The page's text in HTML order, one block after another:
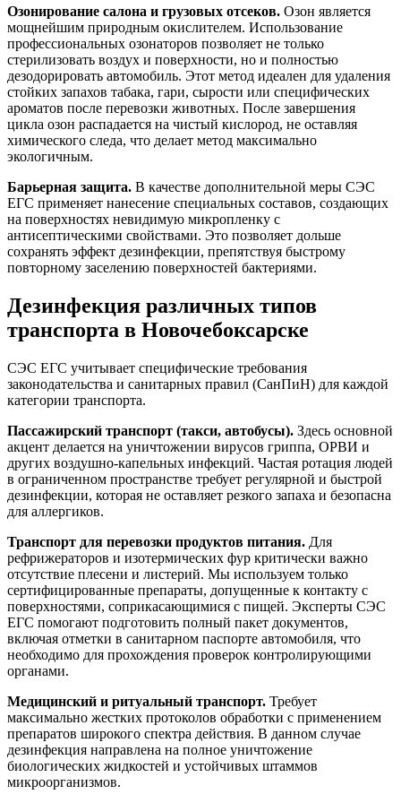
Озонирование салона и грузовых отсеков. Озон является
мощнейшим природным окислителем. Использование
профессиональных озонаторов позволяет не только
стерилизовать воздух и поверхности, но и полностью
дезодорировать автомобиль. Этот метод идеален для удаления
стойких запахов табака, гари, сырости или специфических
ароматов после перевозки животных. После завершения
цикла озон распадается на чистый кислород, не оставляя
химического следа, что делает метод максимально
экологичным.
Барьерная защита. В качестве дополнительной меры СЭС
ЕГС применяет нанесение специальных составов, создающих
на поверхностях невидимую микропленку с
антисептическими свойствами. Это позволяет дольше
сохранять эффект дезинфекции, препятствуя быстрому
повторному заселению поверхностей бактериями.
Дезинфекция различных типов
транспорта в Новочебоксарске
СЭС ЕГС учитывает специфические требования
законодательства и санитарных правил (СанПиН) для каждой
категории транспорта.
Пассажирский транспорт (такси, автобусы). Здесь основной
акцент делается на уничтожении вирусов гриппа, ОРВИ и
других воздушно-капельных инфекций. Частая ротация людей
в ограниченном пространстве требует регулярной и быстрой
дезинфекции, которая не оставляет резкого запаха и безопасна
для аллергиков.
Транспорт для перевозки продуктов питания. Для
рефрижераторов и изотермических фур критически важно
отсутствие плесени и листерий. Мы используем только
сертифицированные препараты, допущенные к контакту с
поверхностями, соприкасающимися с пищей. Эксперты СЭС
ЕГС помогают подготовить полный пакет документов,
включая отметки в санитарном паспорте автомобиля, что
необходимо для прохождения проверок контролирующими
органами.
Медицинский и ритуальный транспорт. Требует
максимально жестких протоколов обработки с применением
препаратов широкого спектра действия. В данном случае
дезинфекция направлена на полное уничтожение
биологических жидкостей и устойчивых штаммов
микроорганизмов.